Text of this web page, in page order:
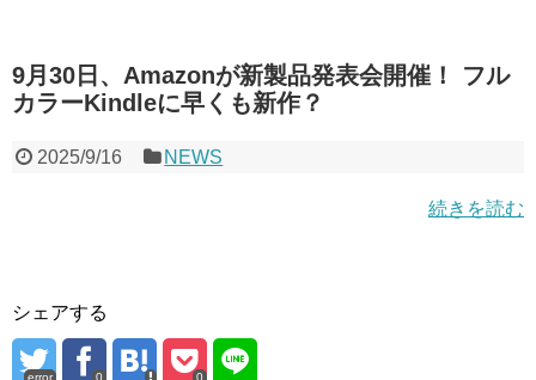
9月30日、Amazonが新製品発表会開催！ フル
カラーKindleに早くも新作？
2025/9/16 NEWS
続きを読む
シェアする
error 0 0